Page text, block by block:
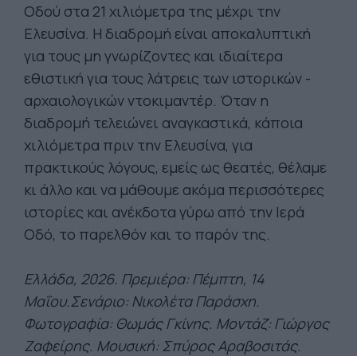
Οδού στα 21 χιλιόμετρα της μέχρι την
Ελευσίνα. Η διαδρομή είναι αποκαλυπτική
για τους μη γνωρίζοντες και ιδιαίτερα
εθιστική για τους λάτρεις των ιστορικών -
αρχαιολογικών ντοκιμαντέρ. Όταν η
διαδρομή τελειώνει αναγκαστικά, κάποια
χιλιόμετρα πριν την Ελευσίνα, για
πρακτικούς λόγους, εμείς ως θεατές, θέλαμε
κι άλλο και να μάθουμε ακόμα περισσότερες
ιστορίες και ανέκδοτα γύρω από την Ιερά
Οδό, το παρελθόν και το παρόν της.
Ελλάδα, 2026. Πρεμιέρα: Πέμπτη, 14
Μαΐου.Σενάριο: Νικολέτα Παράσχη.
Φωτογραφία: Θωμάς Γκίνης. Μοντάζ: Γιώργος
Ζαφείρης. Μουσική: Σπύρος Αραβοσιτάς.